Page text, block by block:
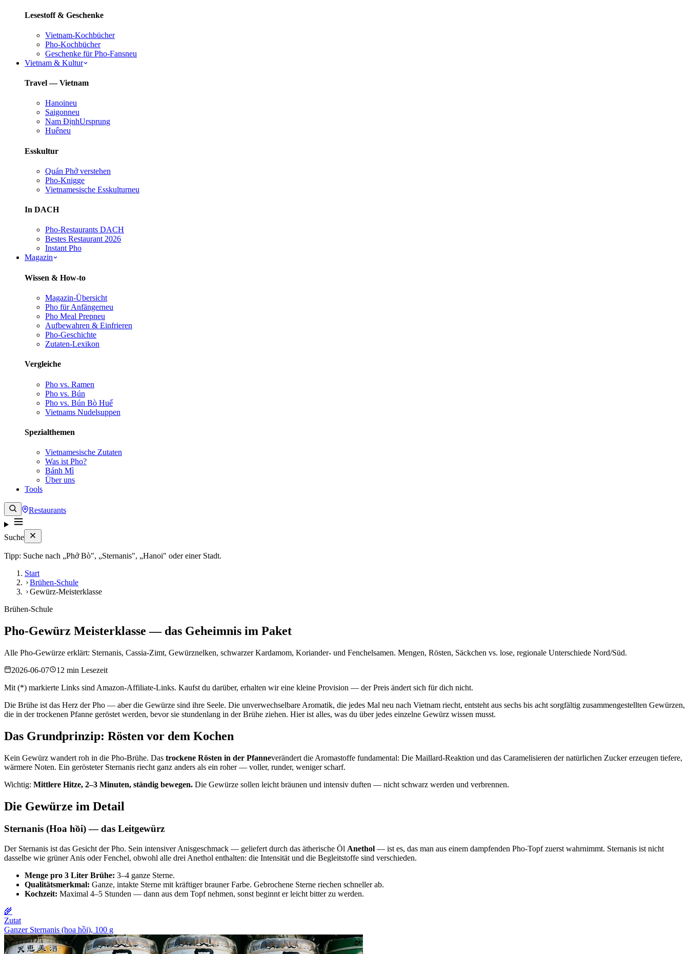
Lesestoff & Geschenke
Vietnam-Kochbücher
Pho-Kochbücher
Geschenke für Pho-Fansneu
Vietnam & Kultur
Travel — Vietnam
Hanoineu
Saigonneu
Nam ĐịnhUrsprung
Huếneu
Esskultur
Quán Phở verstehen
Pho-Knigge
Vietnamesische Esskulturneu
In DACH
Pho-Restaurants DACH
Bestes Restaurant 2026
Instant Pho
Magazin
Wissen & How-to
Magazin-Übersicht
Pho für Anfängerneu
Pho Meal Prepneu
Aufbewahren & Einfrieren
Pho-Geschichte
Zutaten-Lexikon
Vergleiche
Pho vs. Ramen
Pho vs. Bún
Pho vs. Bún Bò Huế
Vietnams Nudelsuppen
Spezialthemen
Vietnamesische Zutaten
Was ist Pho?
Bánh Mì
Über uns
Tools
Restaurants
Suche
Tipp: Suche nach „Phở Bò", „Sternanis", „Hanoi" oder einer Stadt.
Start
Brühen-Schule
Gewürz-Meisterklasse
Brühen-Schule
Pho-Gewürz Meisterklasse — das Geheimnis im Paket
Alle Pho-Gewürze erklärt: Sternanis, Cassia-Zimt, Gewürznelken, schwarzer Kardamom, Koriander- und Fenchelsamen. Mengen, Rösten, Säckchen vs. lose, regionale Unterschiede Nord/Süd.
2026-06-07
12 min Lesezeit
Mit (*) markierte Links sind Amazon-Affiliate-Links. Kaufst du darüber, erhalten wir eine kleine Provision — der Preis ändert sich für dich nicht.
Die Brühe ist das Herz der Pho — aber die Gewürze sind ihre Seele. Die unverwechselbare Aromatik, die jedes Mal neu nach Vietnam riecht, entsteht aus sechs bis acht sorgfältig zusammengestellten Gewürzen,
die in der trockenen Pfanne geröstet werden, bevor sie stundenlang in der Brühe ziehen. Hier ist alles, was du über jedes einzelne Gewürz wissen musst.
Das Grundprinzip: Rösten vor dem Kochen
Kein Gewürz wandert roh in die Pho-Brühe. Das trockene Rösten in der Pfanneverändert die Aromastoffe fundamental: Die Maillard-Reaktion und das Caramelisieren der natürlichen Zucker erzeugen tiefere,
wärmere Noten. Ein gerösteter Sternanis riecht ganz anders als ein roher — voller, runder, weniger scharf.
Wichtig: Mittlere Hitze, 2–3 Minuten, ständig bewegen. Die Gewürze sollen leicht bräunen und intensiv duften — nicht schwarz werden und verbrennen.
Die Gewürze im Detail
Sternanis (Hoa hồi) — das Leitgewürz
Der Sternanis ist das Gesicht der Pho. Sein intensiver Anisgeschmack — geliefert durch das ätherische Öl Anethol — ist es, das man aus einem dampfenden Pho-Topf zuerst wahrnimmt. Sternanis ist nicht
dasselbe wie grüner Anis oder Fenchel, obwohl alle drei Anethol enthalten: die Intensität und die Begleitstoffe sind verschieden.
Menge pro 3 Liter Brühe: 3–4 ganze Sterne.
Qualitätsmerkmal: Ganze, intakte Sterne mit kräftiger brauner Farbe. Gebrochene Sterne riechen schneller ab.
Kochzeit: Maximal 4–5 Stunden — dann aus dem Topf nehmen, sonst beginnt er leicht bitter zu werden.
🌾
Zutat
Ganzer Sternanis (hoa hồi), 100 g